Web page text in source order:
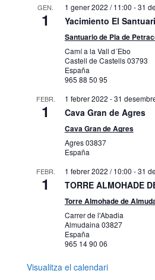
GEN.
1
1 gener 2022 / 11:00 -31
Yacimiento El
Santuario de Pla de
Camí a la Vall d´Ebo
Castell de Castells03793
España
965 88 50 95
FEBR.
1
1 febrer 2022 -31
Cava Gran de Agres
Cava Gran de Agres
Agres03837
España
FEBR.
1
1 febrer 2022 / 10:00 -31
TORRE ALMOHADE
Torre Almohade de
Carrer de l'Abadia
Almudaina 03827
España
965 14 90 06
Visualitza el calendari